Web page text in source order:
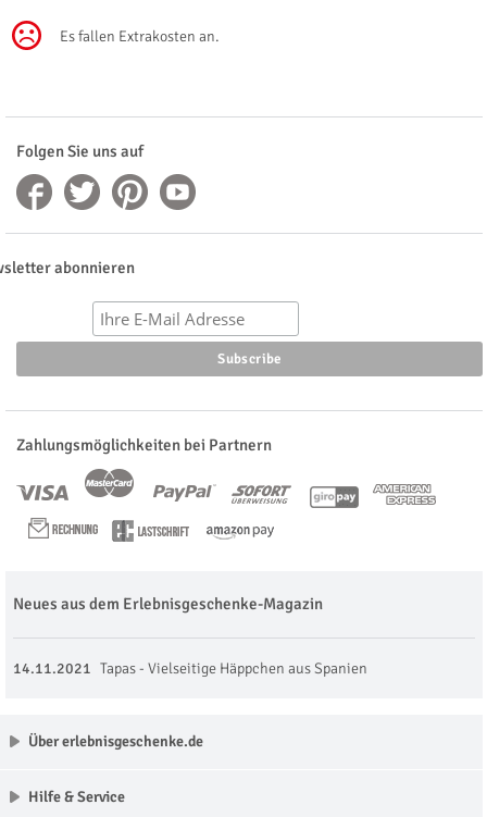
Es fallen Extrakosten an.
Folgen Sie uns auf
abonnieren
Zahlungsmöglichkeiten bei Partnern
Neues aus dem Erlebnisgeschenke-Magazin
14.11.2021 Tapas - Vielseitige Häppchen aus Spanien
Über erlebnisgeschenke.de
Hilfe & Service